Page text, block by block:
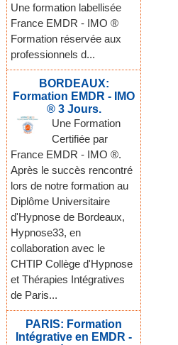
Une formation labellisée
France EMDR - IMO ®
Formation réservée aux
professionnels d...
BORDEAUX:
Formation EMDR - IMO
® 3 Jours.
Une Formation
Certifiée par
France EMDR - IMO ®.
Après le succès rencontré
lors de notre formation au
Diplôme Universitaire
d'Hypnose de Bordeaux,
Hypnose33, en
collaboration avec le
CHTIP Collège d'Hypnose
et Thérapies Intégratives
de Paris...
PARIS: Formation
Intégrative en EMDR -